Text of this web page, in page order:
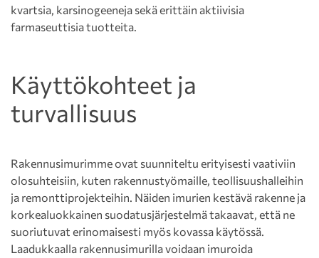
kvartsia, karsinogeeneja sekä erittäin aktiivisia
farmaseuttisia tuotteita.
Käyttökohteet ja
turvallisuus
Rakennusimurimme ovat suunniteltu erityisesti vaativiin
olosuhteisiin, kuten rakennustyömaille, teollisuushalleihin
ja remonttiprojekteihin. Näiden imurien kestävä rakenne ja
korkealuokkainen suodatusjärjestelmä takaavat, että ne
suoriutuvat erinomaisesti myös kovassa käytössä.
Laadukkaalla rakennusimurilla voidaan imuroida